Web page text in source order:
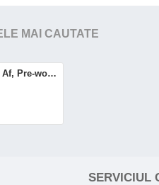
MAI CAUTATE
Gnc Beyond Raw Lit Af, Pre-workout, Cu Aroma De Icy Fireworks, 443.6 G
SERVICIUL